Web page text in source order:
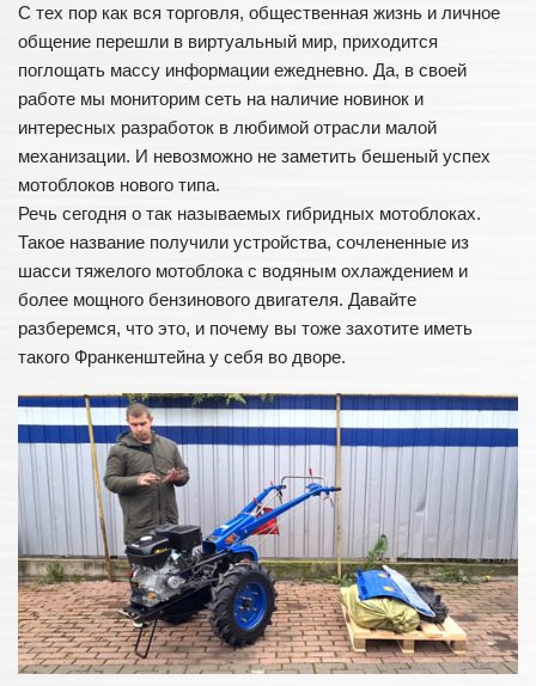
Купить
Животноводство
Советы фермерам
Корма
Бизнес план
Растениеводство
Советы огородникам
Бизнес идеи
Книги
Строительство
Хоз. постройки
Ландшафтный дизайн
Приусадебные постройки
Дачный дом
С тех пор как вся торговля, общественная жизнь и личное
общение перешли в виртуальный мир, приходится
поглощать массу информации ежедневно. Да, в своей
работе мы мониторим сеть на наличие новинок и
интересных разработок в любимой отрасли малой
механизации. И невозможно не заметить бешеный успех
мотоблоков нового типа.
Речь сегодня о так называемых гибридных мотоблоках.
Такое название получили устройства, сочлененные из
шасси тяжелого мотоблока с водяным охлаждением и
более мощного бензинового двигателя. Давайте
разберемся, что это, и почему вы тоже захотите иметь
такого Франкенштейна у себя во дворе.